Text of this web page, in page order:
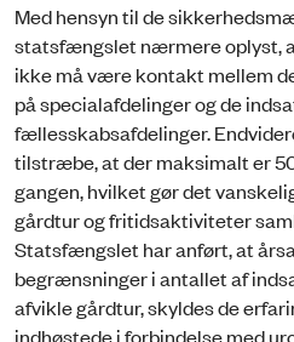
Med hensyn til de
statsfængslet nærmere oplyst,
ikke må være kontakt mellem
på specialafdelinger og de
fællesskabsafdelinger.
tilstræbe, at der maksimalt er
gangen, hvilket gør det
gårdtur og fritidsaktiviteter
Statsfængslet har anført, at
begrænsninger i antallet af
afvikle gårdtur, skyldes de
indhøstede i forbindelse med